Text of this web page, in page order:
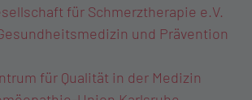
für Schmerztherapie e.V.
und Prävention
für Qualität in der Medizin